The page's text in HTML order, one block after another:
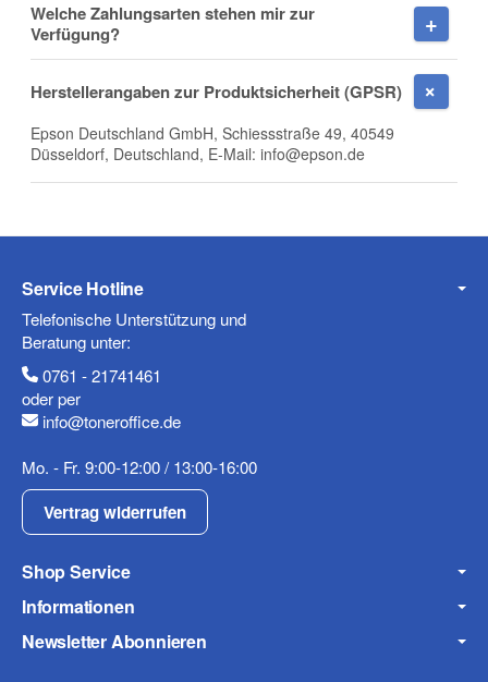
Firma
E-Mail
Mobiltelefon
Fax
Welche Zahlungsarten stehen mir zur
Verfügung?
Herstellerangaben zur Produktsicherheit (GPSR)
Epson Deutschland GmbH, Schiessstraße 49, 40549
Düsseldorf, Deutschland, E-Mail: info@epson.de
Service Hotline
Telefonische Unterstützung und
Beratung unter:
0761 - 21741461
oder per
info@toneroffice.de
Mo. - Fr. 9:00-12:00 / 13:00-16:00
Vertrag widerrufen
Shop Service
Informationen
Newsletter Abonnieren